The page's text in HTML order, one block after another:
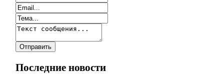
Последние новости